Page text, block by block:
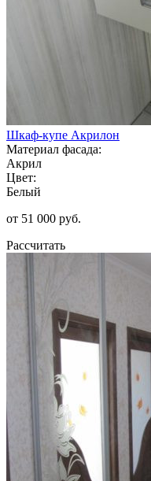
Шкаф-купе Акрилон
Материал фасада:
Акрил
Цвет:
Белый
от 51 000 руб.
Рассчитать